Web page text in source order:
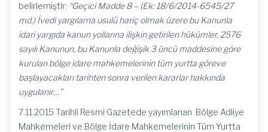
belirlemiştir: “Geçici Madde 8 – (Ek: 18/6/2014-6545/27
md.) İvedi yargılama usulü hariç olmak üzere bu Kanunla
idari yargıda kanun yollarına ilişkin getirilen hükümler, 2576
sayılı Kanunun, bu Kanunla değişik 3 üncü maddesine göre
kurulan bölge idare mahkemelerinin tüm yurtta göreve
başlayacakları tarihten sonra verilen kararlar hakkında
uygulanır…”
7.11.2015 Tarihli Resmi Gazetede yayımlanan Bölge Adliye
Mahkemeleri ve Bölge İdare Mahkemelerinin Tüm Yurtta